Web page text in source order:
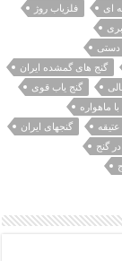
ای
فلزیاب روژ
دستی
گنج های گمشده ایران
گنج یاب قوی
ماهواره
گنجهای ایران
گنج